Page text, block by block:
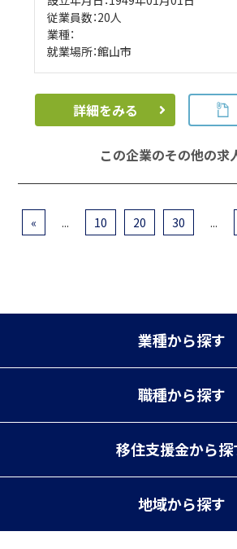
従業員数：20人
業種：
就業場所：館山市
詳細をみる
この企業のその他の求人
« ... 10 20 30 ...
業種から探す
職種から探す
移住支援金から探
地域から探す